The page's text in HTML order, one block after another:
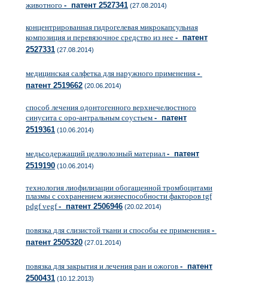
животного - патент 2527341 (27.08.2014)
концентрированная гидрогелевая микрокапсульная
композиция и перевязочное средство из нее - патент
2527331 (27.08.2014)
медицинская салфетка для наружного применения -
патент 2519662 (20.06.2014)
способ лечения одонтогенного верхнечелюстного
синусита с оро-антральным соустьем - патент
2519361 (10.06.2014)
медьсодержащий целлюлозный материал - патент
2519190 (10.06.2014)
технология лиофилизации обогащенной тромбоцитами
плазмы с сохранением жизнеспособности факторов tgf
pdgf vegf- патент 2506946 (20.02.2014)
повязка для слизистой ткани и способы ее применения -
патент 2505320 (27.01.2014)
повязка для закрытия и лечения ран и ожогов - патент
2500431 (10.12.2013)